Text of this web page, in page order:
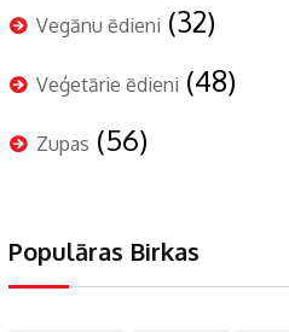
Vegānu ēdieni (32)
Veģetārie ēdieni (48)
Zupas (56)
Populāras Birkas